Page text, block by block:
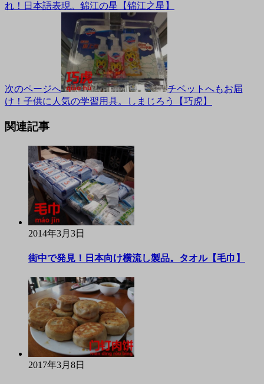
れ！日本語表現。錦江の星【锦江之星】
次のページへ
チベットへもお届
け！子供に人気の学習用具。しまじろう【巧虎】
関連記事
2014年3月3日
街中で発見！日本向け横流し製品。タオル【毛巾】
2017年3月8日